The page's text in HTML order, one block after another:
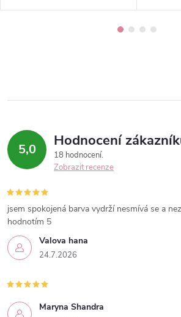
5,0 Hodnocení
18 hodnocení
Zobrazit recenze
Valova hana
24.7.2026
jsem spokojená barva vydrží nesmívá se a
hodnotím 5
Maryna Shandra